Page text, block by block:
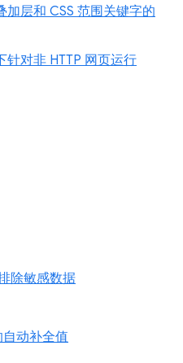
加层和 CSS 范围关键字的
针对非 HTTP 网页运行
除敏感数据
动补全值